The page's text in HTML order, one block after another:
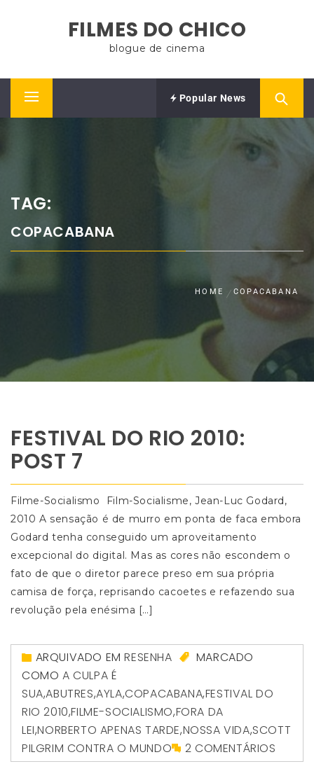
FILMES DO CHICO
blogue de cinema
Primary
Popular News
TAG:
COPACABANA
HOME COPACABANA
FESTIVAL DO RIO 2010:
POST 7
Filme-Socialismo Film-Socialisme, Jean-Luc Godard,
2010 A sensação é de murro em ponta de faca embora
Godard tenha conseguido um aproveitamento
excepcional do digital. Mas as cores não escondem o
fato de que o diretor parece preso em sua própria
camisa de força, reprisando cacoetes e refazendo sua
revolução pela enésima […]
ARQUIVADO EMRESENHA
MARCADO
COMO A CULPA É
SUA,ABUTRES,AYLA,COPACABANA,FESTIVAL DO
RIO 2010,FILME-SOCIALISMO,FORA DA
LEI,NORBERTO APENAS TARDE,NOSSA VIDA,SCOTT
PILGRIM CONTRA O MUNDO
2 COMENTÁRIOS